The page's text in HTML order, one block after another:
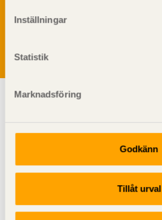
Inställningar
Statistik
Marknadsföring
Godkänn
Tillåt urval
Genom att klicka på skicka lämnar du
Svenskt Trä sprider kunskap om
träbyggande för att främja ett
en livskraftig sågverksnäring. Det